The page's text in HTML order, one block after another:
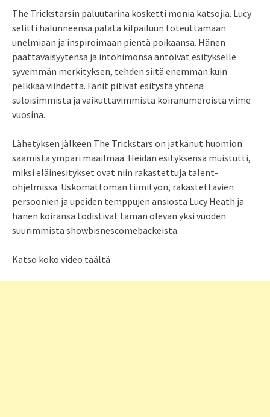
The Trickstarsin paluutarina kosketti monia katsojia. Lucy
selitti halunneensa palata kilpailuun toteuttamaan
unelmiaan ja inspiroimaan pientä poikaansa. Hänen
päättäväisyytensä ja intohimonsa antoivat esitykselle
syvemmän merkityksen, tehden siitä enemmän kuin
pelkkää viihdettä. Fanit pitivät esitystä yhtenä
suloisimmista ja vaikuttavimmista koiranumeroista viime
vuosina.
Lähetyksen jälkeen The Trickstars on jatkanut huomion
saamista ympäri maailmaa. Heidän esityksensä muistutti,
miksi eläinesitykset ovat niin rakastettuja talent-
ohjelmissa. Uskomattoman tiimityön, rakastettavien
persoonien ja upeiden temppujen ansiosta Lucy Heath ja
hänen koiransa todistivat tämän olevan yksi vuoden
suurimmista showbisnescomebackeista.
Katso koko video täältä.